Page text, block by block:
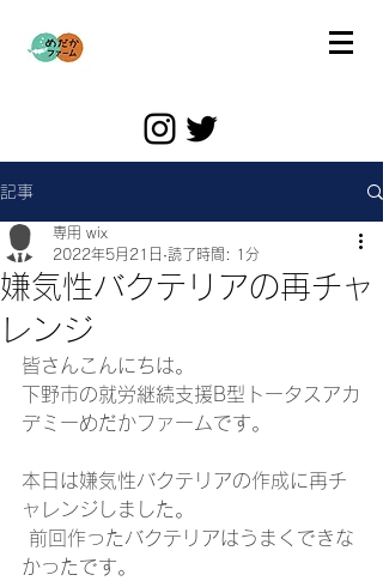
記事
嫌気性バクテリアの再チャ
レンジ
専用 wix
2022年5月21日 読了時間: 1分
皆さんこんにちは。
下野市の就労継続支援B型トータスアカ
デミーめだかファームです。
本日は嫌気性バクテリアの作成に再チ
ャレンジしました。
かったです。